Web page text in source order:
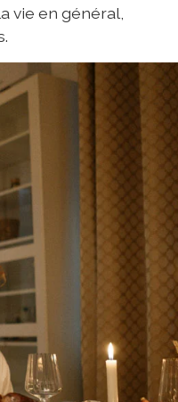
vie en général,